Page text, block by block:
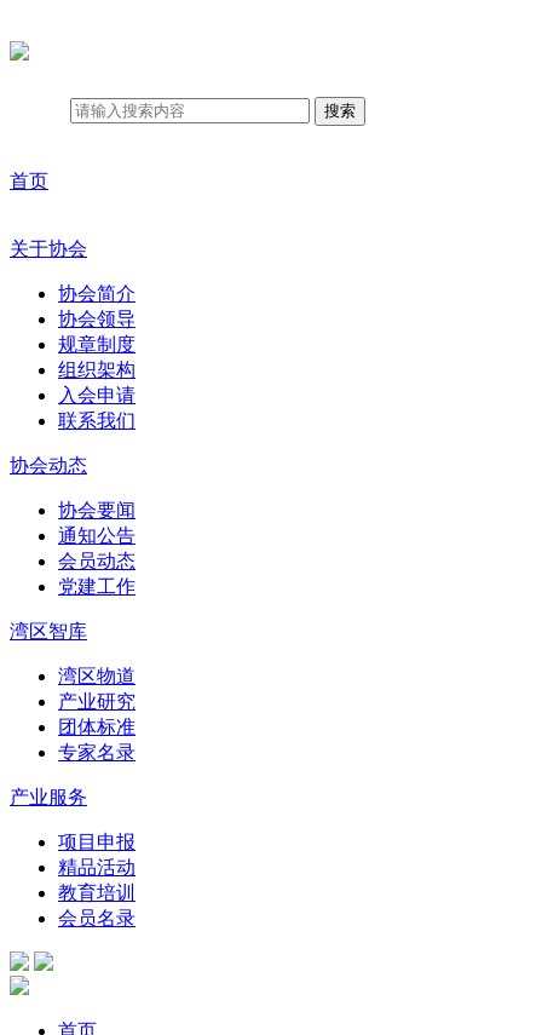
搜索
首页
关于协会
协会简介
协会领导
规章制度
组织架构
入会申请
联系我们
协会动态
协会要闻
通知公告
会员动态
党建工作
湾区智库
湾区物道
产业研究
团体标准
专家名录
产业服务
项目申报
精品活动
教育培训
会员名录
首页